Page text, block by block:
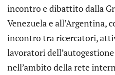
incontro e dibattito dalla
Venezuela e all’Argentina,
incontro tra ricercatori,
lavoratori
nell’ambito della rete